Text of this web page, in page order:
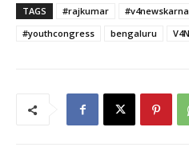
TAGS #rajkumar
#youthcongress
bengaluru